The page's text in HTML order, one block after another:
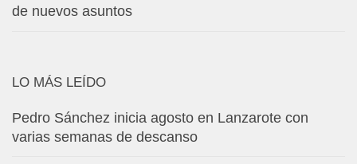
de nuevos asuntos
LO MÁS LEÍDO
Pedro Sánchez inicia agosto en Lanzarote con
varias semanas de descanso